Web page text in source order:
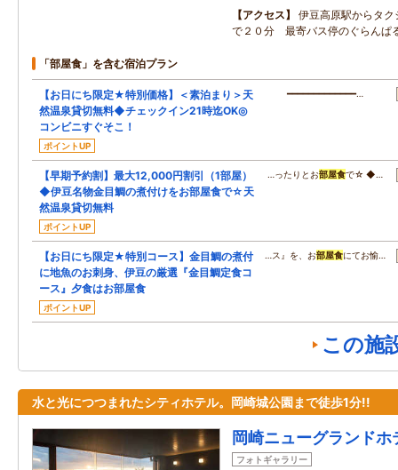
アクセス
伊豆高原駅からタ
で２０分 最寄バス停のぐらんぱ
「部屋食」を含む宿泊プラン
【お日にち限定★特別価格】＜素泊まり＞天
然温泉貸切無料◆チェックイン21時迄OK◎
コンビニすぐそこ！
ポイントUP
━━━━━━━━━━━━━…
【早期予約割】最大12,000円割引（1部屋）
◆伊豆名物金目鯛の煮付けをお部屋食で☆天
然温泉貸切無料
ポイントUP
…ったりとお部屋食で☆ ◆…
【お日にち限定★特別コース】金目鯛の煮付
に地魚のお刺身、伊豆の厳選『金目鯛定食コ
ース』夕食はお部屋食
ポイントUP
…ス』を、お部屋食にてお愉…
この施
水と光につつまれたシティホテル。岡崎城公園まで徒歩1分!!
岡崎ニューグランドホ
フォトギャラリー